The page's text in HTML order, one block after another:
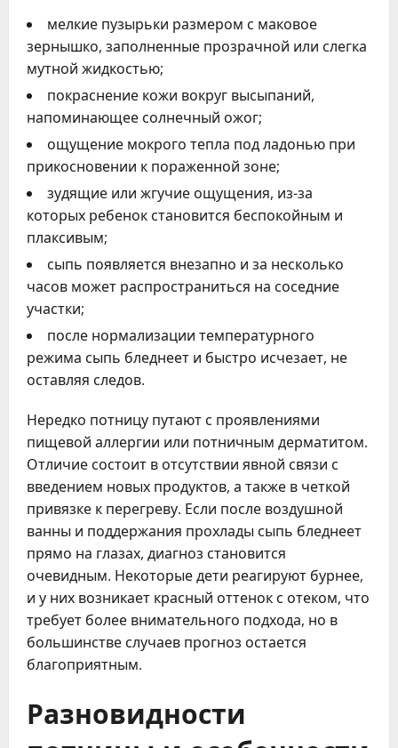
мелкие пузырьки размером с маковое
зернышко, заполненные прозрачной или слегка
мутной жидкостью;
покраснение кожи вокруг высыпаний,
напоминающее солнечный ожог;
ощущение мокрого тепла под ладонью при
прикосновении к пораженной зоне;
зудящие или жгучие ощущения, из-за
которых ребенок становится беспокойным и
плаксивым;
сыпь появляется внезапно и за несколько
часов может распространиться на соседние
участки;
после нормализации температурного
режима сыпь бледнеет и быстро исчезает, не
оставляя следов.
Нередко потницу путают с проявлениями
пищевой аллергии или потничным дерматитом.
Отличие состоит в отсутствии явной связи с
введением новых продуктов, а также в четкой
привязке к перегреву. Если после воздушной
ванны и поддержания прохлады сыпь бледнеет
прямо на глазах, диагноз становится
очевидным. Некоторые дети реагируют бурнее,
и у них возникает красный оттенок с отеком, что
требует более внимательного подхода, но в
большинстве случаев прогноз остается
благоприятным.
Разновидности